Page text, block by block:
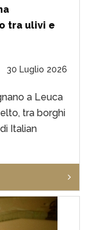
tra ulivi e
30 Luglio 2026
a Leuca
tra borghi
Italian